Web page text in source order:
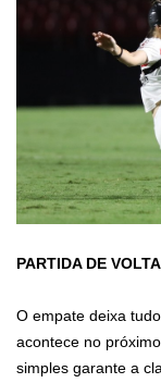
PARTIDA DE VOLTA
O empate deixa
acontece no
simples garante a